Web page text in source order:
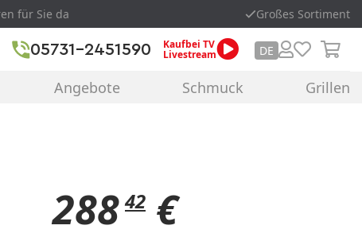
für Sie da Großes Sortiment
05731-2451590 Kaufbei TV
Livestream DE
Angebote Schmuck Grillen
288 42 €